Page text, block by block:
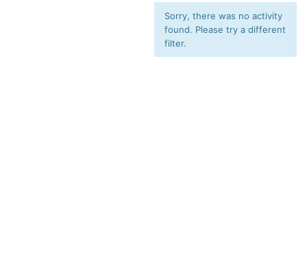
Sorry, there was no activity
found. Please try a different
filter.